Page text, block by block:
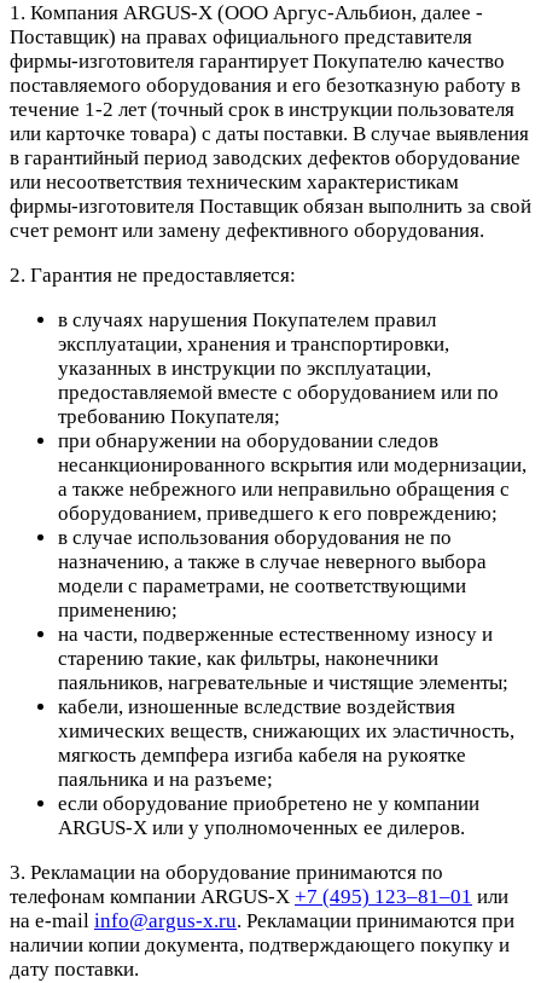
1. Компания ARGUS-X (ООО Аргус-Альбион, далее -
Поставщик) на правах официального представителя
фирмы-изготовителя гарантирует Покупателю качество
поставляемого оборудования и его безотказную работу в
течение 1-2 лет (точный срок в инструкции пользователя
или карточке товара) с даты поставки. В случае выявления
в гарантийный период заводских дефектов оборудование
или несоответствия техническим характеристикам
фирмы-изготовителя Поставщик обязан выполнить за свой
счет ремонт или замену дефективного оборудования.
2. Гарантия не предоставляется:
в случаях нарушения Покупателем правил
эксплуатации, хранения и транспортировки,
указанных в инструкции по эксплуатации,
предоставляемой вместе с оборудованием или по
требованию Покупателя;
при обнаружении на оборудовании следов
несанкционированного вскрытия или модернизации,
а также небрежного или неправильно обращения с
оборудованием, приведшего к его повреждению;
в случае использования оборудования не по
назначению, а также в случае неверного выбора
модели с параметрами, не соответствующими
применению;
на части, подверженные естественному износу и
старению такие, как фильтры, наконечники
паяльников, нагревательные и чистящие элементы;
кабели, изношенные вследствие воздействия
химических веществ, снижающих их эластичность,
мягкость демпфера изгиба кабеля на рукоятке
паяльника и на разъеме;
если оборудование приобретено не у компании
ARGUS-X или у уполномоченных ее дилеров.
3. Рекламации на оборудование принимаются по
телефонам компании ARGUS-X +7 (495) 123–81–01 или
на e-mail info@argus-x.ru. Рекламации принимаются при
наличии копии документа, подтверждающего покупку и
дату поставки.